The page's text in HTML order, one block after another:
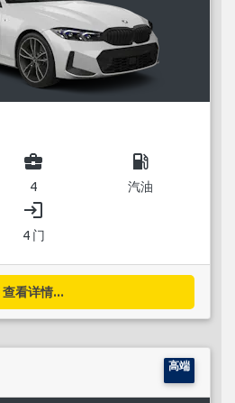
business_center
4
local_gas_station
汽油
login
4 门
查看详情...
高端